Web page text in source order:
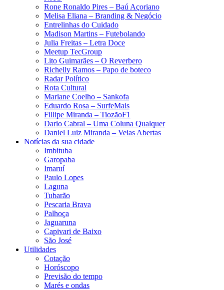
Rone Ronaldo Pires – Baú Açoriano
Melisa Eliana – Branding & Negócio
Entrelinhas do Cuidado
Madison Martins – Futebolando
Julia Freitas​ – Letra Doce
Meetup TecGroup
Lito Guimarães – O Reverbero
Richelly Ramos​ – Papo de boteco
Radar Político
Rota Cultural
Mariane Coelho – Sankofa
Eduardo Rosa​ – SurfeMais
Fillipe Miranda – TiozãoF1
Dario Cabral – Uma Coluna Qualquer
Daniel Luiz Miranda – Veias Abertas
Notícias da sua cidade
Imbituba
Garopaba
Imaruí
Paulo Lopes
Laguna
Tubarão
Pescaria Brava
Palhoça
Jaguaruna
Capivari de Baixo
São José
Utilidades
Cotação
Horóscopo
Previsão do tempo
Marés e ondas